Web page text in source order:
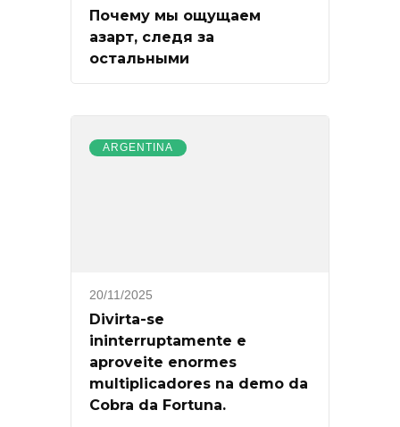
Почему мы ощущаем
азарт, следя за
остальными
ARGENTINA
20/11/2025
Divirta-se
ininterruptamente e
aproveite enormes
multiplicadores na demo da
Cobra da Fortuna.